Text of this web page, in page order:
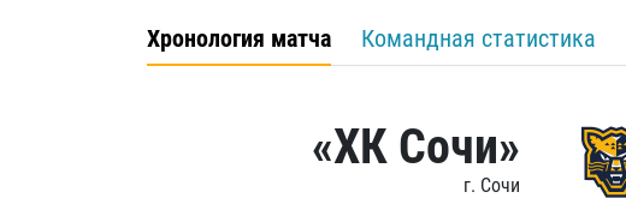
Хронология матча Командная статистика
«ХК Сочи»
г. Сочи